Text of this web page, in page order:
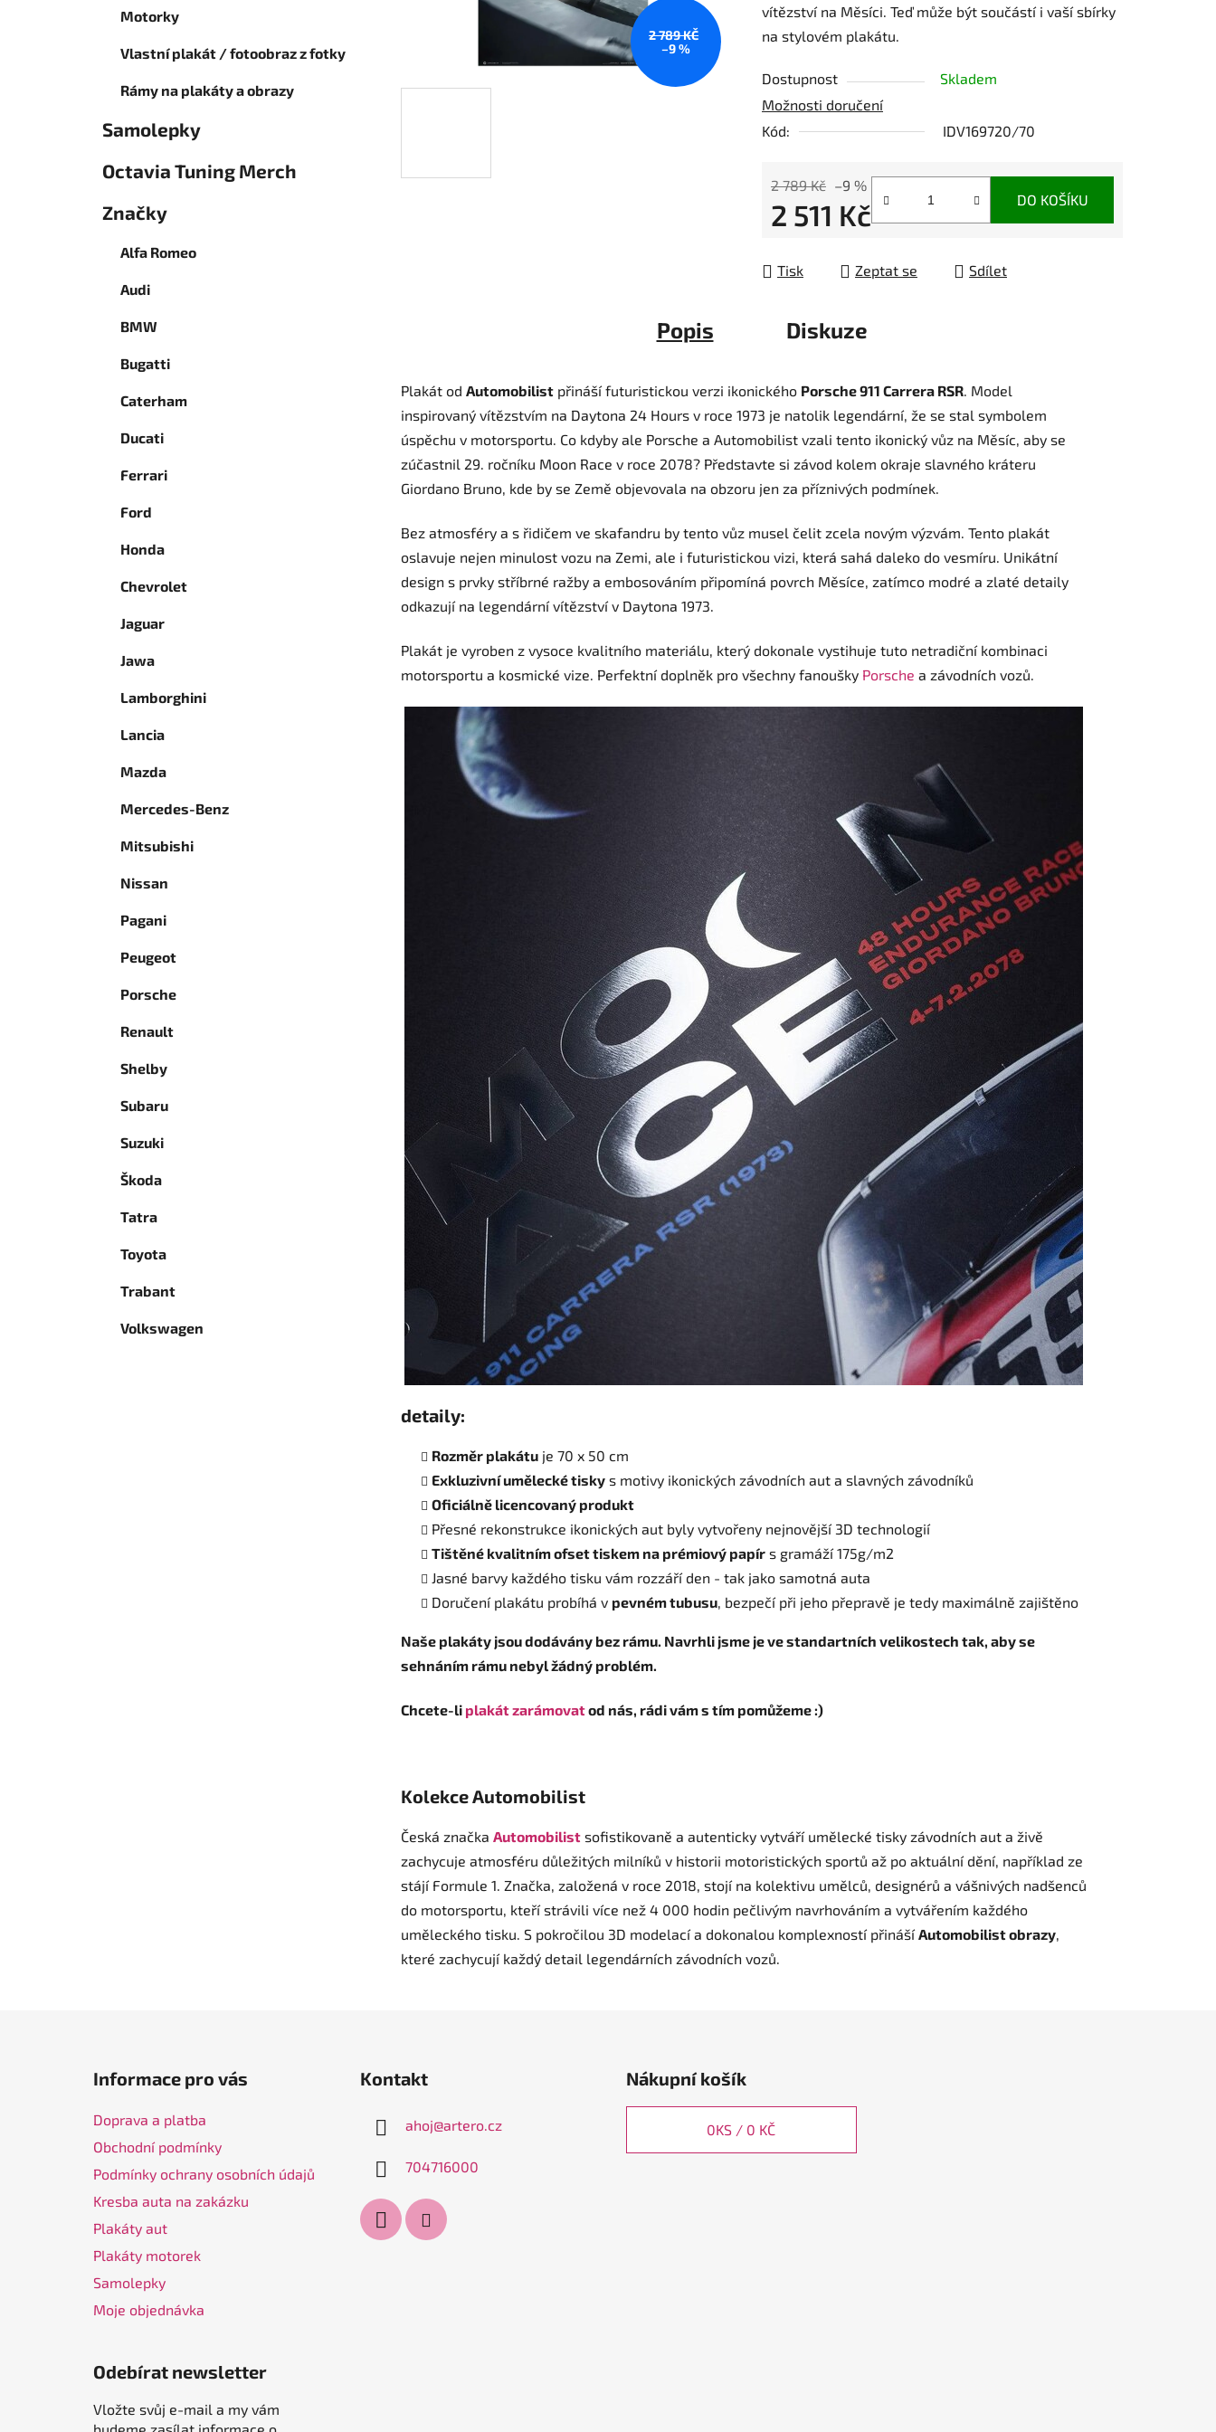
Motorky
Vlastní plakát / fotoobraz z fotky
Rámy na plakáty a obrazy
Samolepky
Octavia Tuning Merch
Značky
Alfa Romeo
Audi
BMW
Bugatti
Caterham
Ducati
Ferrari
Ford
Honda
Chevrolet
Jaguar
Jawa
Lamborghini
Lancia
Mazda
Mercedes-Benz
Mitsubishi
Nissan
Pagani
Peugeot
Porsche
Renault
Shelby
Subaru
Suzuki
Škoda
Tatra
Toyota
Trabant
Volkswagen
vítězství na Měsíci. Teď může být součástí i vaší sbírky
na stylovém plakátu.
Dostupnost
Skladem
Možnosti doručení
Kód:
IDV169720/70
2 789 Kč –9 %
2 511 Kč DO KOŠÍKU
Tisk Zeptat se Sdílet
2 789 KČ
–9 %
Popis Diskuze
Plakát od Automobilist přináší futuristickou verzi ikonického Porsche 911 Carrera RSR. Model
inspirovaný vítězstvím na Daytona 24 Hours v roce 1973 je natolik legendární, že se stal symbolem
úspěchu v motorsportu. Co kdyby ale Porsche a Automobilist vzali tento ikonický vůz na Měsíc, aby se
zúčastnil 29. ročníku Moon Race v roce 2078? Představte si závod kolem okraje slavného kráteru
Giordano Bruno, kde by se Země objevovala na obzoru jen za příznivých podmínek.
Bez atmosféry a s řidičem ve skafandru by tento vůz musel čelit zcela novým výzvám. Tento plakát
oslavuje nejen minulost vozu na Zemi, ale i futuristickou vizi, která sahá daleko do vesmíru. Unikátní
design s prvky stříbrné ražby a embosováním připomíná povrch Měsíce, zatímco modré a zlaté detaily
odkazují na legendární vítězství v Daytona 1973.
Plakát je vyroben z vysoce kvalitního materiálu, který dokonale vystihuje tuto netradiční kombinaci
motorsportu a kosmické vize. Perfektní doplněk pro všechny fanoušky Porsche a závodních vozů.
detaily:
Rozměr plakátu je 70 x 50 cm
Exkluzivní umělecké tisky s motivy ikonických závodních aut a slavných závodníků
Oficiálně licencovaný produkt
Přesné rekonstrukce ikonických aut byly vytvořeny nejnovější 3D technologií
Tištěné kvalitním ofset tiskem na prémiový papír s gramáží 175g/m2
Jasné barvy každého tisku vám rozzáří den - tak jako samotná auta
Doručení plakátu probíhá v pevném tubusu, bezpečí při jeho přepravě je tedy maximálně zajištěno
Naše plakáty jsou dodávány bez rámu. Navrhli jsme je ve standartních velikostech tak, aby se
sehnáním rámu nebyl žádný problém.
Chcete-li plakát zarámovatod nás, rádi vám s tím pomůžeme :)
KolekceAutomobilist
Česká značka Automobilist sofistikovaně a autenticky vytváří umělecké tisky závodních aut a živě
zachycuje atmosféru důležitých milníků v historii motoristických sportů až po aktuální dění, například ze
stájí Formule 1. Značka, založená v roce 2018, stojí na kolektivu umělců, designérů a vášnivých nadšenců
do motorsportu, kteří strávili více než 4 000 hodin pečlivým navrhováním a vytvářením každého
uměleckého tisku. S pokročilou 3D modelací a dokonalou komplexností přinášíAutomobilist obrazy,
které zachycují každý detail legendárních závodních vozů.
Informace pro vás
Doprava a platba
Obchodní podmínky
Podmínky ochrany osobních údajů
Kresba auta na zakázku
Plakáty aut
Plakáty motorek
Samolepky
Moje objednávka
Kontakt
ahoj@artero.cz
704716000
Nákupní košík
0KS / 0 KČ
Odebírat newsletter
Vložte svůj e-mail a my vám